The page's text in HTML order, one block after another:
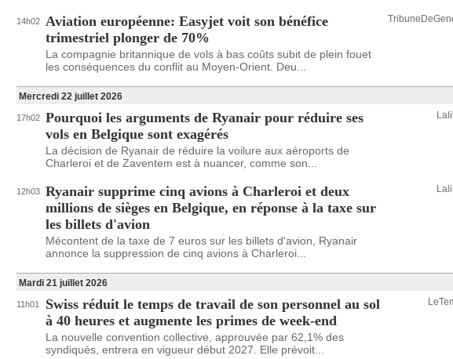
14h02 Aviation européenne: Easyjet voit son bénéfice
trimestriel plonger de 70%
La compagnie britannique de vols à bas coûts subit de plein fouet
les conséquences du conflit au Moyen-Orient. Deu...
Mercredi 22 juillet 2026
17h02 Pourquoi les arguments de Ryanair pour réduire ses
vols en Belgique sont exagérés
La décision de Ryanair de réduire la voilure aux aéroports de
Charleroi et de Zaventem est à nuancer, comme son...
12h03 Ryanair supprime cinq avions à Charleroi et deux
millions de sièges en Belgique, en réponse à la taxe sur
les billets d'avion
Mécontent de la taxe de 7 euros sur les billets d'avion, Ryanair
annonce la suppression de cinq avions à Charleroi...
Mardi 21 juillet 2026
11h01
Swiss réduit le temps de travail de son personnel au sol
à 40 heures et augmente les primes de week-end
La nouvelle convention collective, approuvée par 62,1% des
syndiqués, entrera en vigueur début 2027. Elle prévoit...